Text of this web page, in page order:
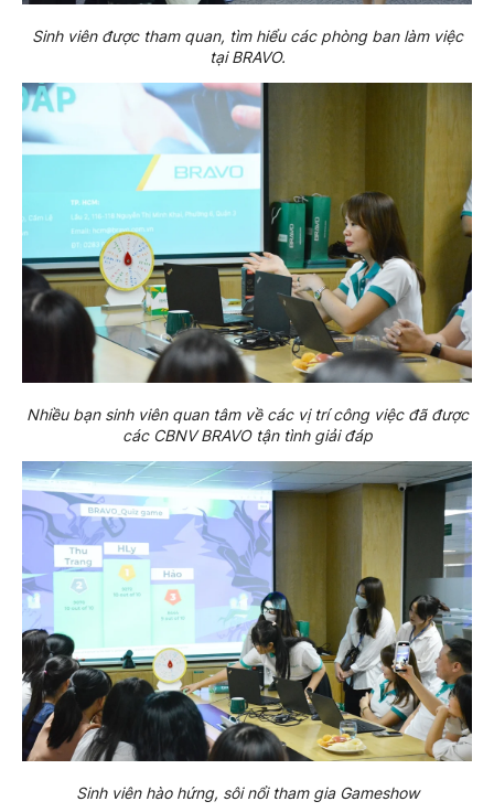
Sinh viên được tham quan, tìm hiểu các phòng ban làm việc
tại BRAVO.
Nhiều bạn sinh viên quan tâm về các vị trí công việc đã được
các CBNV BRAVO tận tình giải đáp
Sinh viên hào hứng, sôi nổi tham gia Gameshow